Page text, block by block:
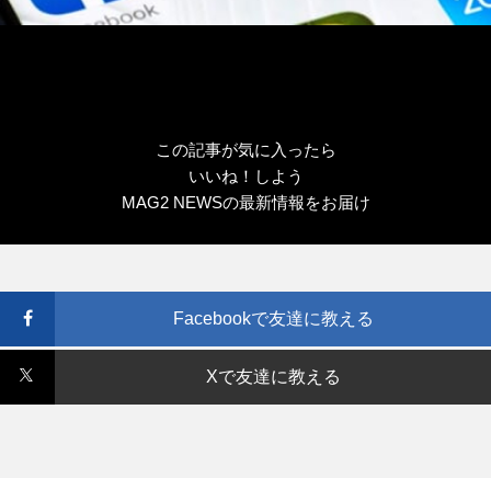
この記事が気に入ったら
いいね！しよう
MAG2 NEWSの最新情報をお届け
Facebookで友達に教える
Xで友達に教える